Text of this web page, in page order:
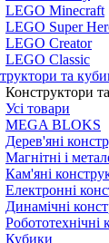
LEGO Minecraft
LEGO Super
LEGO Creator
LEGO Classic
та
Конструктори
Усі товари
MEGA BLOKS
Дерев'яні
Магнітні і
Кам'яні
Електронні
Динамічні
Робототехнічні
Кубики